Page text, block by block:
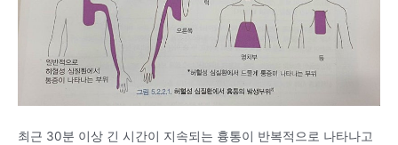
최근 30분 이상 긴 시간이 지속되는 흉통이 반복적으로 나타나고